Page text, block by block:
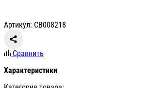
Артикул: СВ008218
Сравнить
Характеристики